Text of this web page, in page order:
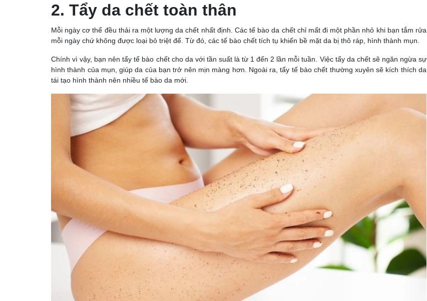
2. Tẩy da chết toàn thân
Mỗi ngày cơ thể đều thải ra một lượng da chết nhất định. Các tế bào da chết chỉ mất đi một phần nhỏ khi bạn tắm rửa
mỗi ngày chứ không được loại bỏ triệt để. Từ đó, các tế bào chết tích tụ khiến bề mặt da bị thô ráp, hình thành mụn.
Chính vì vậy, bạn nên tẩy tế bào chết cho da với tần suất là từ 1 đến 2 lần mỗi tuần. Việc tẩy da chết sẽ ngăn ngừa sự
hình thành của mụn, giúp da của bạn trở nên mịn màng hơn. Ngoài ra, tẩy tế bào chết thường xuyên sẽ kích thích da
tái tạo hình thành nên nhiều tế bào da mới.